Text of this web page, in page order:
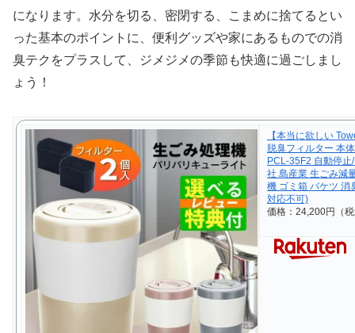
になります。水分を切る、密閉する、こまめに捨てるとい
った基本のポイントに、便利グッズや家にあるものでの消
臭テクをプラスして、ジメジメの季節も快適に過ごしまし
ょう！
【本当に欲しい
脱臭フィルター 本
PCL-35F2 自動停
社 島産業 生ごみ減
機 ゴミ箱 バケツ 消
対応不可)
価格：24,200円（